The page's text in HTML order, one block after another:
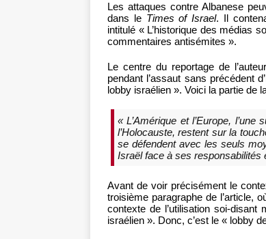
Les attaques contre Albanese
dans le Times of Israel. Il
intitulé « L’historique des médias
commentaires antisémites ».
Le centre du reportage de
pendant l’assaut sans précédent
lobby israélien ». Voici la partie de
« L’Amérique et l’Europe,
l’Holocauste, restent sur la
se défendent avec les seuls
Israël face à ses responsabilités
Avant de voir précisément le
troisième paragraphe de l’article,
contexte de l’utilisation soi-
israélien ». Donc, c’est le « lobby